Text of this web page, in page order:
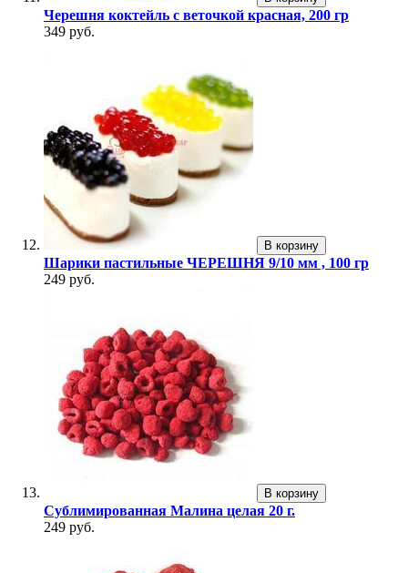
Черешня коктейль с веточкой красная, 200 гр
349 руб.
В корзину
Шарики пастильные ЧЕРЕШНЯ 9/10 мм , 100 гр
249 руб.
В корзину
Сублимированная Малина целая 20 г.
249 руб.